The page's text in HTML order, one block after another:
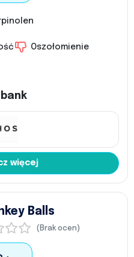
Oszołomienie
więcej
Balls
(Brak ocen)